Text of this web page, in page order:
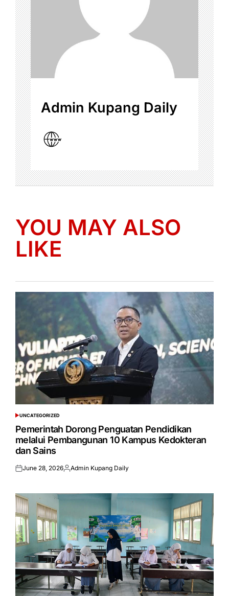
Admin Kupang Daily
YOU MAY ALSO
LIKE
POSTED
IN
UNCATEGORIZED
Pemerintah Dorong Penguatan Pendidikan
melalui Pembangunan 10 Kampus Kedokteran
dan Sains
Posted
June 28, 2026Posted
Admin Kupang Daily